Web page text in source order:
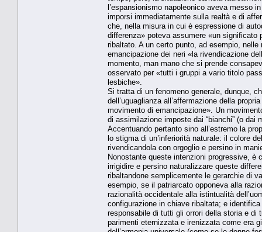
l’espansionismo napoleonico aveva messo
imporsi immediatamente sulla realtà e di
che, nella misura in cui è espressione di
differenza» poteva assumere «un
ribaltato. A un certo punto, ad esempio,
emancipazione dei neri «la rivendicazione
momento, man mano che si prende
osservato per «tutti i gruppi a vario titolo
lesbiche».
Si tratta di un fenomeno generale, dunque,
dell’uguaglianza all’affermazione della
movimento di emancipazione». Un
di assimilazione imposte dai “bianchi” (o
Accentuando pertanto sino all’estremo la
lo stigma di un’inferiorità naturale: il colore
rivendicandola con orgoglio e persino in
Nonostante queste intenzioni progressive,
irrigidire e persino naturalizzare queste
ribaltandone semplicemente le gerarchie di
esempio, se il patriarcato opponeva alla
razionalità occidentale alla istintualità
configurazione in chiave ribaltata; e
responsabile di tutti gli orrori della storia e di
parimenti eternizzata e irenizzata come era